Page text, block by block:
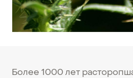
Более 1000 лет